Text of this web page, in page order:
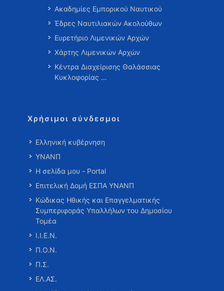
Ακαδημίες Εμπορικού Ναυτικού
Έδρες Ναυτιλιακών Ακολούθων
Ευρετήριο Λιμενικών Αρχών
Χάρτης Λιμενικών Αρχών
Κέντρα Διαχείρισης Θαλάσσιας
Κυκλοφορίας …
Χρήσιμοι σύνδεσμοι
Ελληνική κυβέρνηση
ΥΝΑΝΠ
Η σελίδα μου - Portal
Επιτελική Δομή ΕΣΠΑ ΥΝΑΝΠ
Κώδικας Ηθικής και Επαγγελματικής
Συμπεριφοράς Υπαλλήλων του Δημοσίου
Τομέα
Ι.Ι.Ε.Ν.
Π.Ο.Ν.
Π.Σ.
ΕΛ.ΑΣ.